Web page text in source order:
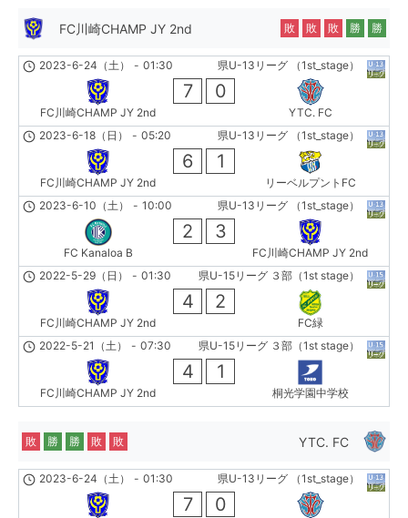
FC川崎CHAMP JY 2nd 敗 敗 敗 勝 勝
県U-13リーグ （1st_stage）
2023-6-24（土） - 01:30
FC川崎CHAMP JY 2nd
7 0
YTC. FC
県U-13リーグ （1st_stage）
2023-6-18（日） - 05:20
FC川崎CHAMP JY 2nd
6 1
リーベルプントFC
県U-13リーグ （1st_stage）
2023-6-10（土） - 10:00
FC Kanaloa B
2 3
FC川崎CHAMP JY 2nd
県U-15リーグ ３部（1st stage）
2022-5-29（日） - 01:30
FC川崎CHAMP JY 2nd
4 2
FC緑
県U-15リーグ ３部（1st stage）
2022-5-21（土） - 07:30
FC川崎CHAMP JY 2nd
4 1
桐光学園中学校
YTC. FC
敗 勝 勝 敗 敗
県U-13リーグ （1st_stage）
2023-6-24（土） - 01:30
7 0